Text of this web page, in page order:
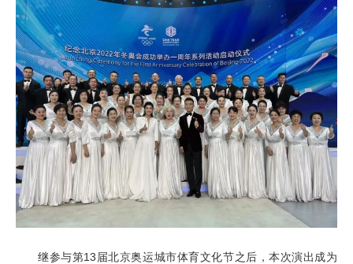
继参与第13届北京奥运城市体育文化节之后，本次演出成为